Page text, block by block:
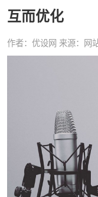
互而优化
作者：优设网 来源：网